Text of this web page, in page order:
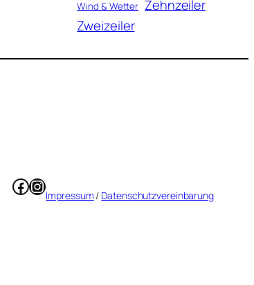
Wind & Wetter Zehnzeiler
Zweizeiler
Facebook
Instagram
Impressum / Datenschutzvereinbarung